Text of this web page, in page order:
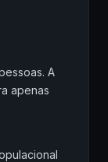
A
apenas